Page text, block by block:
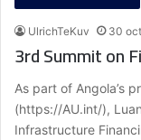
UlrichTeKuv 30
3rd Summit on
As part of Angola’s
(https://AU.int/),
Infrastructure